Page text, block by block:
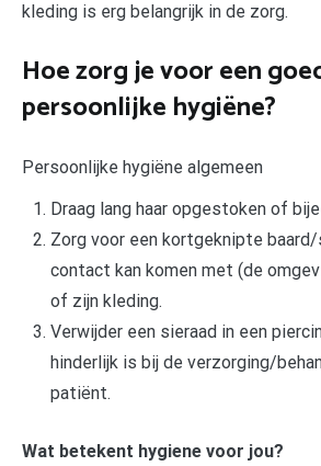
kleding is erg belangrijk in de zorg.
Hoe zorg je voor een
persoonlijke hygiëne?
Persoonlijke hygiëne algemeen
Draag lang haar opgestoken of
Zorg voor een kortgeknipte
contact kan komen met (de
of zijn kleding.
Verwijder een sieraad in een
hinderlijk is bij de verzorging/
patiënt.
Wat betekent hygiene voor jou?